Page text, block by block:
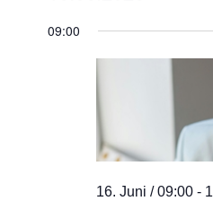
für
Juni
2026
wählen.
09:00
16. Juni / 09:00 -